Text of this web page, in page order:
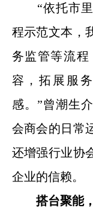
“依托市里
程示范文本，
务监管等流程
容，拓展服
感。”曾潮生
会商会的日常
还增强行业协
企业的信赖。
搭台聚能